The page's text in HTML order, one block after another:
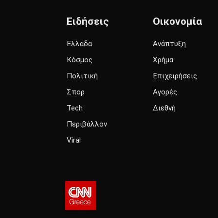
Ειδήσεις
Ελλάδα
Κόσμος
Πολιτική
Σπορ
Tech
Περιβάλλον
Viral
Οικονομία
Ανάπτυξη
Χρήμα
Επιχειρήσεις
Αγορές
Διεθνή